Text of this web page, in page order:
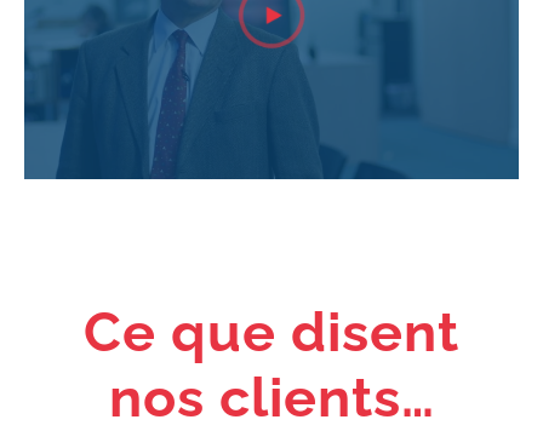
Ce que disent
nos clients…